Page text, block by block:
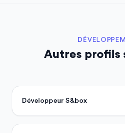
Autres profils
Développeur S&box